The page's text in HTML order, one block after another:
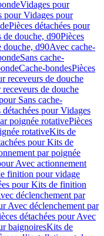
Vidages pour
pour Vidages pour
Pièces détachées pour
de douche, d90Pièces
douche, d90Avec cache-
Sans cache-
Cache-bondesPièces
receveurs de douche
de douche
Sans cache-
détachées pour Vidages
poignée rotativePièces
rotativeKits de
pour Kits de
par poignée
Avec actionnement
finition pour vidage
pour Kits de finition
déclenchement par
Avec déclenchement par
détachées pour Avec
baignoiresKits de